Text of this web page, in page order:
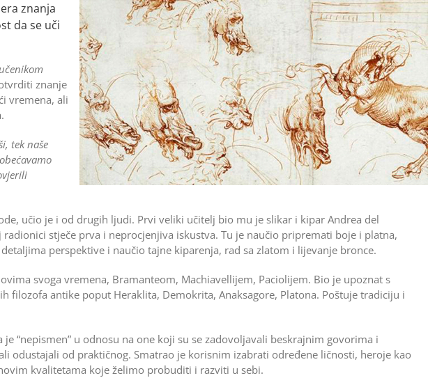
znanja
da se uči
učenikom
znanje
vremena, ali
tek naše
učio je i od drugih ljudi. Prvi veliki učitelj bio mu je slikar i kipar Andrea del
stječe prva i neprocjenjiva iskustva. Tu je naučio pripremati boje i platna,
perspektive i naučio tajne kiparenja, rad sa zlatom i lijevanje bronce.
svoga vremena, Bramanteom, Machiavellijem, Paciolijem. Bio je upoznat s
filozofa antike poput Heraklita, Demokrita, Anaksagore, Platona. Poštuje tradiciju i
je “nepismen” u odnosu na one koji su se zadovoljavali beskrajnim govorima i
odustajali od praktičnog. Smatrao je korisnim izabrati određene ličnosti, heroje kao
kvalitetama koje želimo probuditi i razviti u sebi.